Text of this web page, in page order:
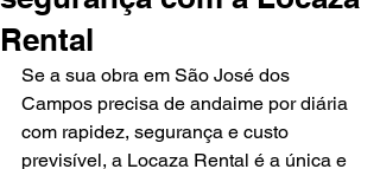
Rental
Se a sua obra em São José dos
Campos precisa de andaime por diária
com rapidez, segurança e custo
previsível, a Locaza Rental é a única e